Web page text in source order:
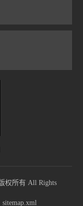
权所有 All Rights
sitemap.xml